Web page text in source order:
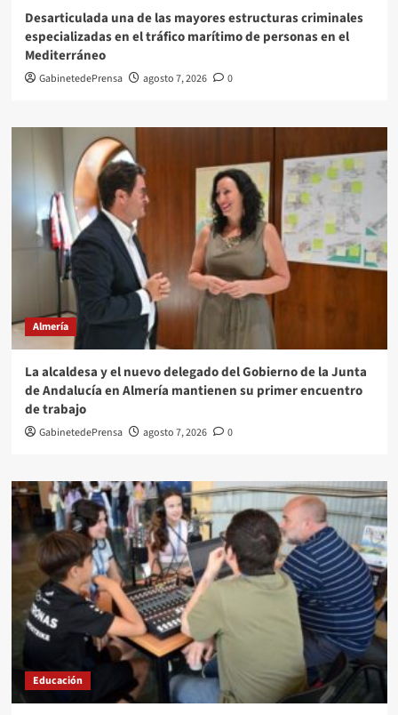
Desarticulada una de las mayores estructuras criminales
especializadas en el tráfico marítimo de personas en el
Mediterráneo
GabinetedePrensa agosto 7, 2026 0
Almería
La alcaldesa y el nuevo delegado del Gobierno de la Junta
de Andalucía en Almería mantienen su primer encuentro
de trabajo
GabinetedePrensa agosto 7, 2026 0
Educación